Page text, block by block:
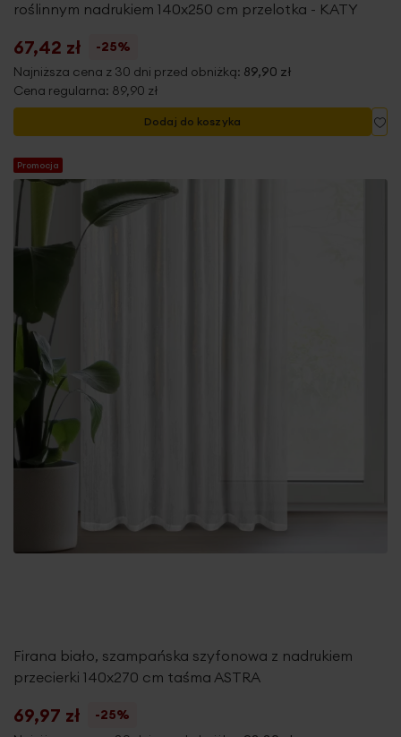
roślinnym nadrukiem 140x250 cm przelotka - KATY
67,42 zł
-25%
Najniższa cena z 30 dni przed obniżką: 89,90 zł
Cena regularna: 89,90 zł
Dodaj do koszyka
Promocja
Firana biało, szampańska szyfonowa z nadrukiem
przecierki 140x270 cm taśma ASTRA
69,97 zł
-25%